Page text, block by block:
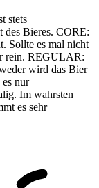
stets
des Bieres. CORE:
Sollte es mal nicht
rein. REGULAR:
wird das Bier
nur
Im wahrsten
es sehr